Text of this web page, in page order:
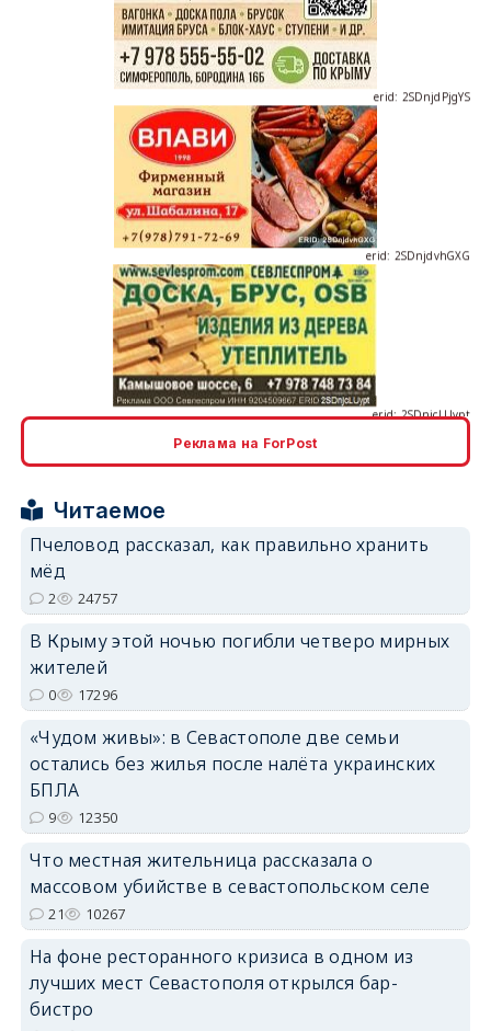
erid: 2SDnjdvhGXG
erid: 2SDnjdPjgYS
Реклама на ForPost
Читаемое
Пчеловод рассказал, как правильно хранить
мёд
2 24757
В Крыму этой ночью погибли четверо мирных
жителей
0 17296
«Чудом живы»: в Севастополе две семьи
остались без жилья после налёта украинских
БПЛА
9 12350
Что местная жительница рассказала о
массовом убийстве в севастопольском селе
21 10267
На фоне ресторанного кризиса в одном из
лучших мест Севастополя открылся бар-
бистро